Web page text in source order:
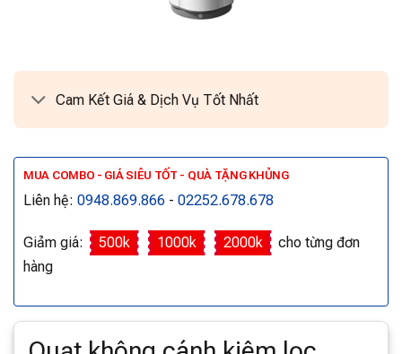
Cam Kết Giá & Dịch Vụ Tốt Nhất
MUA COMBO - GIÁ SIÊU TỐT - QUÀ TẶNG KHỦNG
Liên hệ: 0948.869.866 - 02252.678.678
Giảm giá: 500k 1000k 2000k
cho từng đơn
hàng